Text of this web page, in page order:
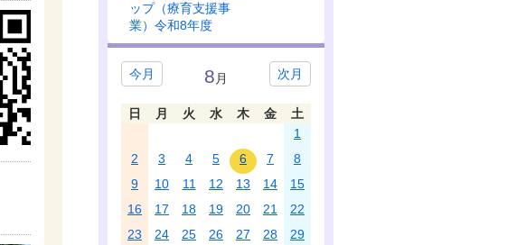
ップ（療育支援事
業）令和8年度
今月 次月
8 月
日 月 火 水 木 金
土
1
2
3 4 5 6 7
8
9
10 11 12 13 14
15
16
17 18 19 20 21
22
23
24 25 26 27 28
29